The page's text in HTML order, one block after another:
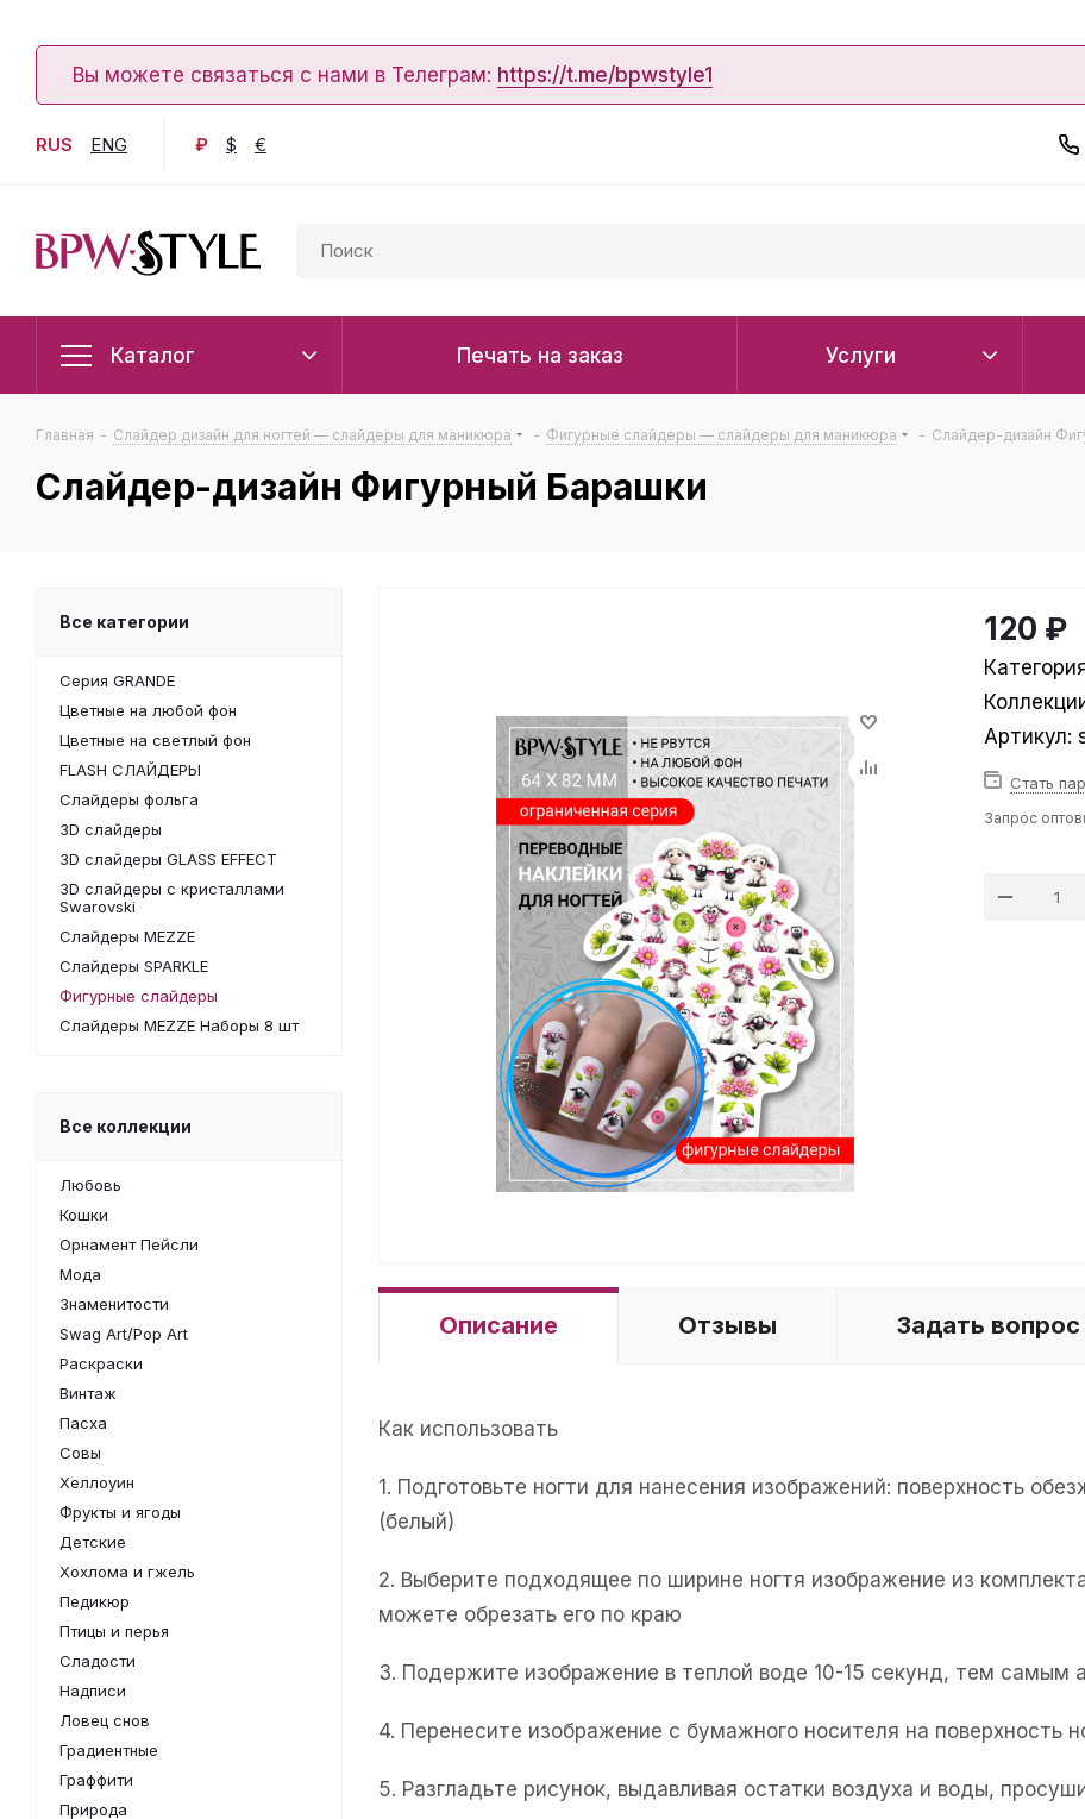
Вы можете связаться с нами в Телеграм: https://t.me/bpwstyle1
RUS ENG ₽ $ €
Каталог Печать на заказ Услуги
Главная - Слайдер дизайн для ногтей — слайдеры для маникюра - Фигурные слайдеры — слайдеры для маникюра - Слайдер-дизайн
Слайдер-дизайн Фигурный Барашки
120 ₽
Артикул:
Стать
Запрос
Описание Отзывы Задать вопрос
Как использовать
1. Подготовьте ногти для нанесения изображений: поверхность
(белый)
2. Выберите подходящее по ширине ногтя изображение из
можете обрезать его по краю
3. Подержите изображение в теплой воде 10-15 секунд, тем самым
4. Перенесите изображение с бумажного носителя на поверхность
5. Разгладьте рисунок, выдавливая остатки воздуха и воды,
Все категории
Серия GRANDE
Цветные на любой фон
Цветные на светлый фон
FLASH СЛАЙДЕРЫ
Слайдеры фольга
3D слайдеры
3D слайдеры GLASS EFFECT
3D слайдеры с кристаллами
Swarovski
Слайдеры MEZZE
Слайдеры SPARKLE
Фигурные слайдеры
Слайдеры MEZZE Наборы 8 шт
Все коллекции
Любовь
Кошки
Орнамент Пейсли
Мода
Знаменитости
Swag Art/Pop Art
Раскраски
Винтаж
Пасха
Совы
Хеллоуин
Фрукты и ягоды
Детские
Хохлома и гжель
Педикюр
Птицы и перья
Сладости
Надписи
Ловец снов
Градиентные
Граффити
Природа